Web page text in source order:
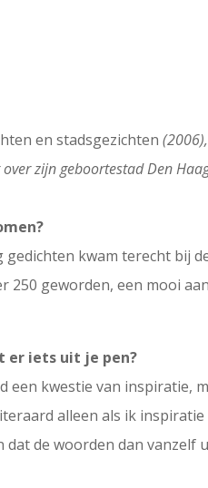
en stadsgezichten
zijn geboortestad Den
gedichten kwam terecht bij
250 geworden, een mooi
er iets uit je pen?
een kwestie van inspiratie,
alleen als ik inspiratie
de woorden dan vanzelf